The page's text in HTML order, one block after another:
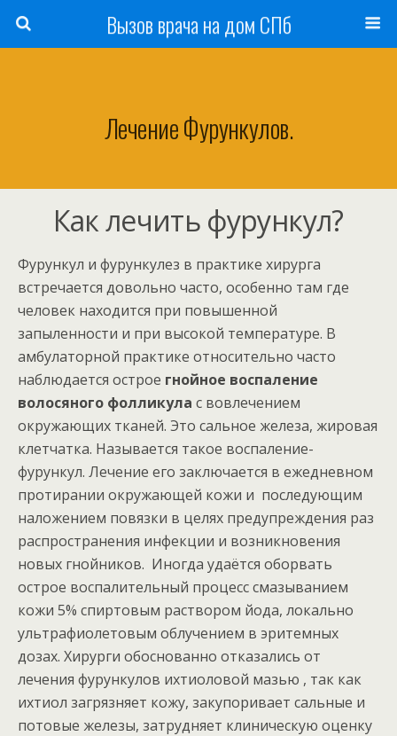
Вызов врача на дом СПб
Лечение Фурункулов.
Как лечить фурункул?
Фурункул и фурункулез в практике хирурга
встречается довольно часто, особенно там где
человек находится при повышенной
запыленности и при высокой температуре. В
амбулаторной практике относительно часто
наблюдается острое гнойное воспаление
волосяного фолликула с вовлечением
окружающих тканей. Это сальное железа, жировая
клетчатка. Называется такое воспаление-
фурункул. Лечение его заключается в ежедневном
протирании окружающей кожи и последующим
наложением повязки в целях предупреждения раз
распространения инфекции и возникновения
новых гнойников. Иногда удаётся оборвать
острое воспалительный процесс смазыванием
кожи 5% спиртовым раствором йода, локально
ультрафиолетовым облучением в эритемных
дозах. Хирурги обоснованно отказались от
лечения фурункулов ихтиоловой мазью , так как
ихтиол загрязняет кожу, закупоривает сальные и
потовые железы, затрудняет клиническую оценку